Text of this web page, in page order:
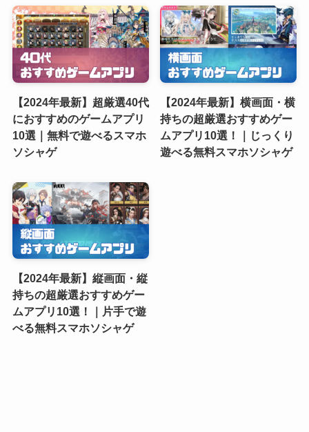
【2024年最新】超厳選40代
におすすめのゲームアプリ
10選｜無料で遊べるスマホ
ソシャゲ
【2024年最新】横画面・横
持ちの超厳選おすすめゲー
ムアプリ10選！｜じっくり
遊べる無料スマホソシャゲ
【2024年最新】縦画面・縦
持ちの超厳選おすすめゲー
ムアプリ10選！｜片手で遊
べる無料スマホソシャゲ